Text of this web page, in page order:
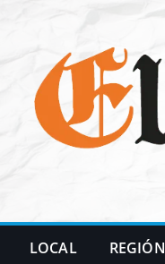
LOCAL REGIÓN